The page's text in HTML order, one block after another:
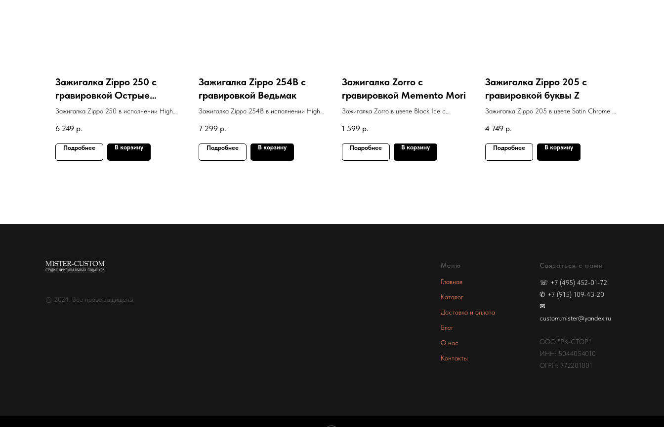
Зажигалка Zippo 250 с
гравировкой Острые
козырьки - Солдатская
Зажигалка Zippo 250 в исполнении High
козырьки - Солдатская минута
6 249 р.
Подробнее В корзину
Зажигалка Zippo 254B с
гравировкой Ведьмак
Зажигалка Zippo 254B в исполнении High
7 299 р.
Подробнее В корзину
Зажигалка Zorro с
гравировкой Memento Mori
Зажигалка Zorro в цвете Black Ice с
1 599 р.
Подробнее В корзину
Зажигалка Zippo 205 с
гравировкой буквы Z
Зажигалка Zippo 205 в цвете Satin Chrome с
4 749 р.
Подробнее В корзину
© 2024. Все права защищены
Меню
Главная
Каталог
Доставка и оплата
Блог
О нас
Контакты
Связаться с нами
☏ +7 (495) 452-01-72
✆ +7 (915) 109-43-20
✉
custom.mister@yandex.ru
ООО "РК-СТОР"
ИНН: 5044054010
ОГРН: 772201001